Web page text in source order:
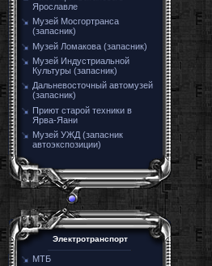
Ярославле
Музей Мосгортранса
(запасник)
Музей Ломакова (запасник)
Музей Индустриальной
Культуры (запасник)
Дальневосточный автомузей
(запасник)
Приют старой техники в
Ярва-Яани
Музей УЖД (запасник
автоэкспозиции)
Электротранспорт
МТБ